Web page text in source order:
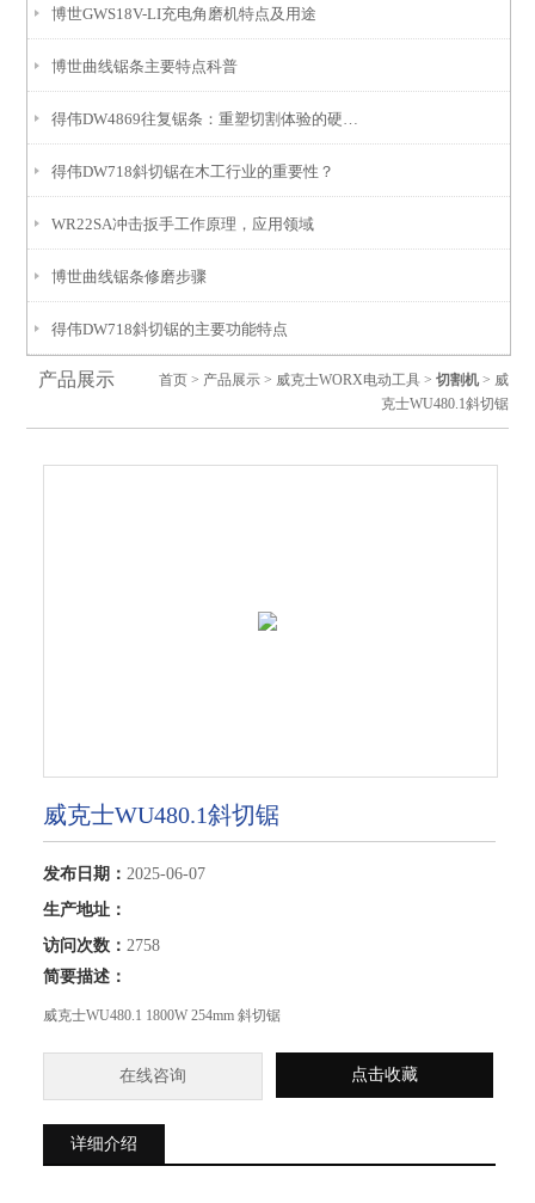
博世GWS18V-LI充电角磨机特点及用途
博世曲线锯条主要特点科普
得伟DW718斜切锯在木工行业的重要性？
WR22SA冲击扳手工作原理，应用领域
博世曲线锯条修磨步骤
得伟DW718斜切锯的主要功能特点
产品展示 首页> 产品展示> 威克士WORX电动工具> 切割机> 威
克士WU480.1斜切锯
威克士WU480.1斜切锯
发布日期： 2025-06-07
生产地址：
访问次数： 2758
简要描述：
威克士WU480.1 1800W 254mm 斜切锯
在线咨询 点击收藏
详细介绍